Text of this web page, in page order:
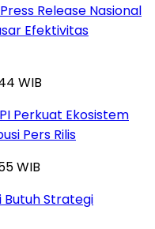
Release Nasional
Efektivitas
WIB
Perkuat Ekosistem
Pers Rilis
WIB
Butuh Strategi